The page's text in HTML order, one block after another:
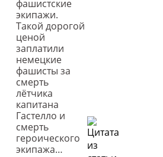
фашистские
экипажи.
Такой дорогой
ценой
заплатили
немецкие
фашисты за
смерть
лётчика
капитана
Гастелло и
смерть
героического
экипажа…